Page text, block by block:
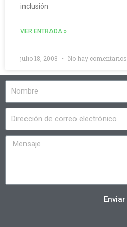
inclusión
VER ENTRADA »
julio 18, 2008 No hay comentarios
Enviar